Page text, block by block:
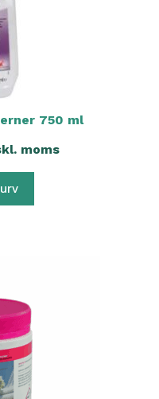
750 ml
moms